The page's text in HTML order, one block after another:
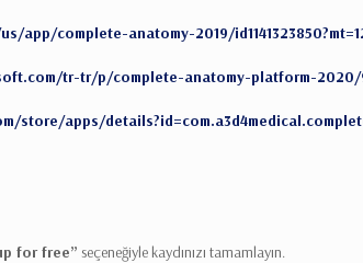
app/complete-anatomy-2019/
tr-tr/p/complete-anatomy-platform-
store/apps/
for free” seçeneğiyle kaydınızı tamamlayın.